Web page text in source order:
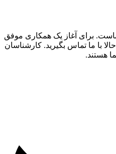
برای آغاز یک همکاری موفق
با ما تماس بگیرید. کارشناسان
هستند.